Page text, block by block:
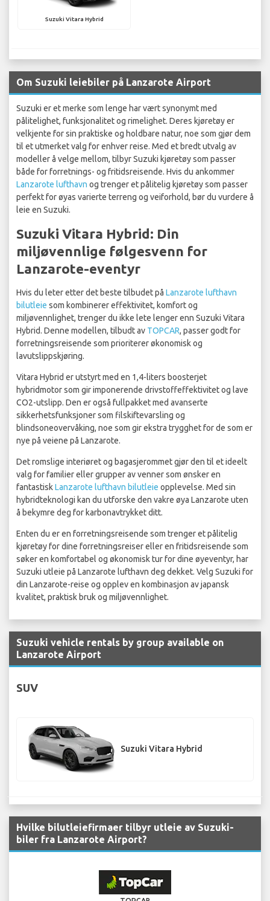
Suzuki Vitara Hybrid
Om Suzuki leiebiler på Lanzarote Airport
Suzuki er et merke som lenge har vært synonymt med
pålitelighet, funksjonalitet og rimelighet. Deres kjøretøy er
velkjente for sin praktiske og holdbare natur, noe som gjør dem
til et utmerket valg for enhver reise. Med et bredt utvalg av
modeller å velge mellom, tilbyr Suzuki kjøretøy som passer
både for forretnings- og fritidsreisende. Hvis du ankommer
Lanzarote lufthavn og trenger et pålitelig kjøretøy som passer
perfekt for øyas varierte terreng og veiforhold, bør du vurdere å
leie en Suzuki.
Suzuki Vitara Hybrid: Din
miljøvennlige følgesvenn for
Lanzarote-eventyr
Hvis du leter etter det beste tilbudet på Lanzarote lufthavn
bilutleie som kombinerer effektivitet, komfort og
miljøvennlighet, trenger du ikke lete lenger enn Suzuki Vitara
Hybrid. Denne modellen, tilbudt av TOPCAR, passer godt for
forretningsreisende som prioriterer økonomisk og
lavutslippskjøring.
Vitara Hybrid er utstyrt med en 1,4-liters boosterjet
hybridmotor som gir imponerende drivstoffeffektivitet og lave
CO2-utslipp. Den er også fullpakket med avanserte
sikkerhetsfunksjoner som filskiftevarsling og
blindsoneovervåking, noe som gir ekstra trygghet for de som er
nye på veiene på Lanzarote.
Det romslige interiøret og bagasjerommet gjør den til et ideelt
valg for familier eller grupper av venner som ønsker en
fantastiskLanzarote lufthavn bilutleie opplevelse. Med sin
hybridteknologi kan du utforske den vakre øya Lanzarote uten
å bekymre deg for karbonavtrykket ditt.
Enten du er en forretningsreisende som trenger et pålitelig
kjøretøy for dine forretningsreiser eller en fritidsreisende som
søker en komfortabel og økonomisk tur for dine øyeventyr, har
Suzuki utleie på Lanzarote lufthavn deg dekket. Velg Suzuki for
din Lanzarote-reise og opplev en kombinasjon av japansk
kvalitet, praktisk bruk og miljøvennlighet.
Suzuki vehicle rentals by group available on
Lanzarote Airport
SUV
Suzuki Vitara Hybrid
Hvilke bilutleiefirmaer tilbyr utleie av Suzuki-
biler fra Lanzarote Airport?